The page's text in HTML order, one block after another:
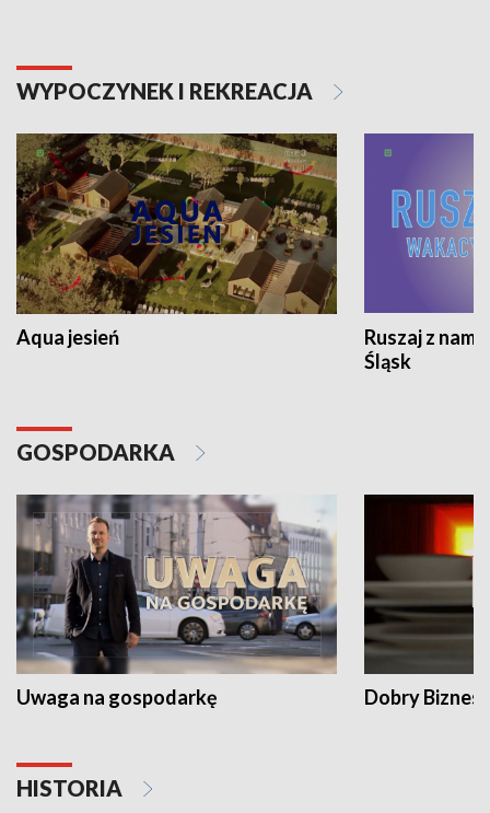
WYPOCZYNEK I REKREACJA
Aqua jesień
Ruszaj z
Śląsk
GOSPODARKA
Uwaga na gospodarkę Dobry Biznes
HISTORIA